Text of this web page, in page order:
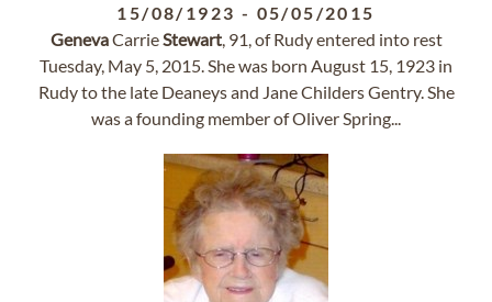
15/08/1923 - 05/05/2015
GenevaCarrieStewart, 91, of Rudy entered into rest
Tuesday, May 5, 2015. She was born August 15, 1923 in
Rudy to the late Deaneys and Jane Childers Gentry. She
was a founding member of Oliver Spring...